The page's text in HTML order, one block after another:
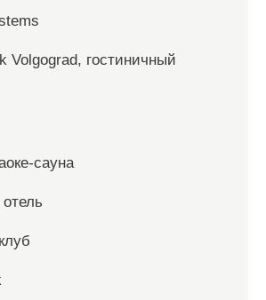
Volgograd, гостиничный
сауна